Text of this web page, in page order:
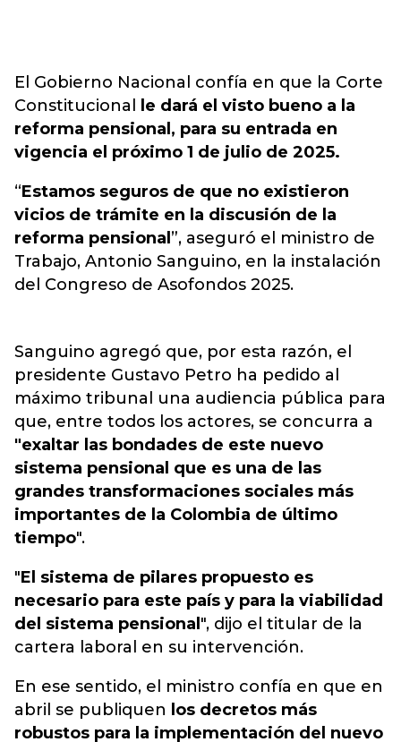
El Gobierno Nacional confía en que la Corte
Constitucional
le dará el visto bueno a la
reforma pensional, para su entrada en
vigencia el próximo 1 de julio de 2025.
“Estamos seguros de que no existieron
vicios de trámite en la discusión de la
reforma pensional ”, aseguró el ministro de
Trabajo, Antonio Sanguino, en la instalación
del Congreso de Asofondos 2025.
Sanguino agregó que, por esta razón, el
presidente Gustavo Petro ha pedido al
máximo tribunal una audiencia pública para
que, entre todos los actores, se concurra a
"exaltar las bondades de este nuevo
sistema pensional que es una de las
grandes transformaciones sociales más
importantes de la Colombia de último
tiempo".
"El sistema de pilares propuesto es
necesario para este país y para la viabilidad
del sistema pensional ", dijo el titular de la
cartera laboral en su intervención.
En ese sentido, el ministro confía en que en
abril se publiquen los decretos más
robustos para la implementación del nuevo